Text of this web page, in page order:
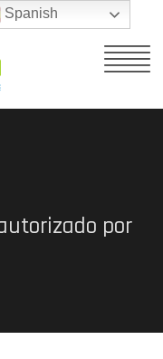
por
Spanish